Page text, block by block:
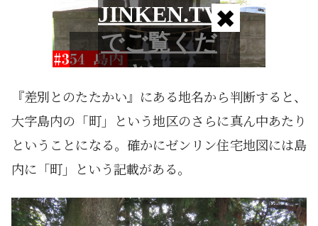
『差別とのたたかい』にある地名から判断すると、
大字島内の「町」という地区のさらに真ん中あたり
ということになる。確かにゼンリン住宅地図には島
内に「町」という記載がある。